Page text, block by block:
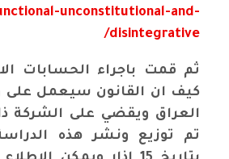
unconstitutional-and-
disintegrative/
ثم قمت باجراء الحسابات
كيف ان القانون سيعمل
العراق ويقضي على الشركة
تم توزيع ونشر هذه